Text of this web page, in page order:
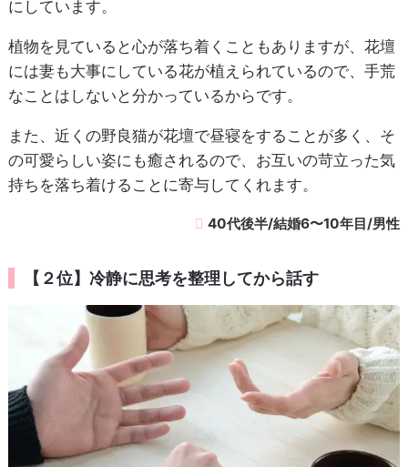
にしています。
植物を見ていると心が落ち着くこともありますが、花壇
には妻も大事にしている花が植えられているので、手荒
なことはしないと分かっているからです。
また、近くの野良猫が花壇で昼寝をすることが多く、そ
の可愛らしい姿にも癒されるので、お互いの苛立った気
持ちを落ち着けることに寄与してくれます。
40代後半/結婚6〜10年目/男性
【２位】冷静に思考を整理してから話す